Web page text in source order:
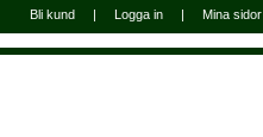
Bli kund | Logga in | Mina sidor